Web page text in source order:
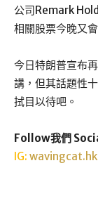
公司Remark
相關股票今晚又
今日特朗普宣布
講，但其話題性
拭目以待吧。
Follow我們
IG: wavingcat.hk